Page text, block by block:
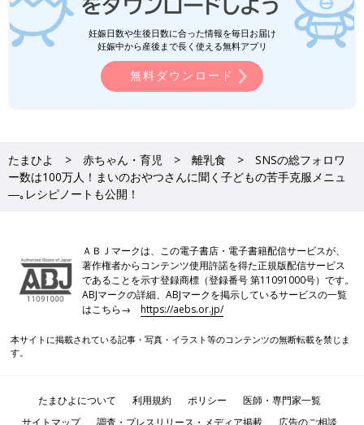
てきます。誕生日など特別な日のメニューにも」（まいのおやつ
さん）
妊娠日数や生後日数に合った情報を毎日お届け
妊娠中から産後まで長く使える無料アプリ
無料ダウンロード
たまひよ 赤ちゃん・育児 離乳食
SNSの総フォロワ
ー数は100万人！まいのおやつさんに聞く子どもの苦手克服メニュ
―｡レシピノートも公開！
ＡＢＪマークは、この電子書店・電子書籍配信サービスが、
著作権者からコンテンツ使用許諾を得た正規版配信サービス
であることを示す登録商標（登録番号 第11091000号）です。
ABJマークの詳細、ABJマークを掲示しているサービスの一覧
はこちら→https://aebs.or.jp/
本サイトに掲載されている記事・写真・イラスト等のコンテンツの無断転載を禁じま
す。
たまひよについて 利用規約 ポリシー
医師・専門家一覧